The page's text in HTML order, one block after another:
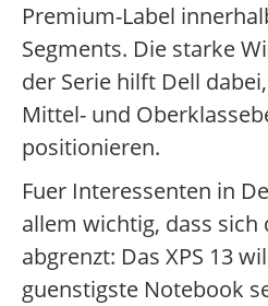
Premium-Label
Segments. Die starke
der Serie hilft Dell
Mittel- und
positionieren.
Fuer Interessenten in
allem wichtig, dass
abgrenzt: Das XPS 13
guenstigste Notebook